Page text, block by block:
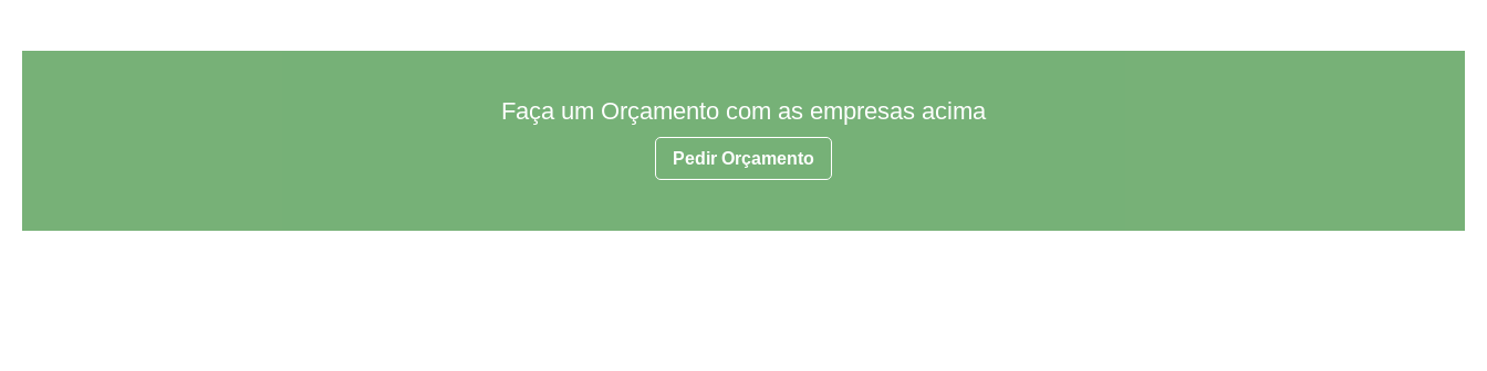
Faça um Orçamento com as empresas acima
Pedir Orçamento